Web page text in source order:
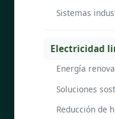
Sistemas
Electricidad
Energía
Soluciones
Reducción de